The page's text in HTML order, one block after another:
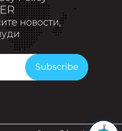
новости,
Subscribe